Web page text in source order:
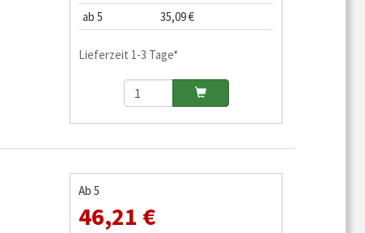
ab 5
35,09 €
Lieferzeit 1-3 Tage*
Ab 5
46,21 €